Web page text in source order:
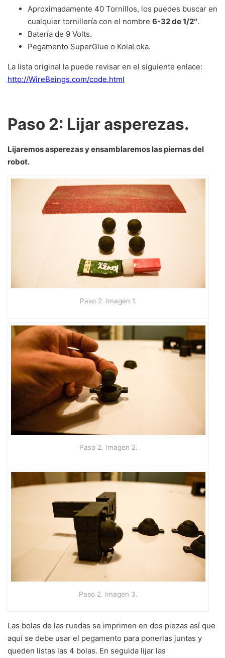
Aproximadamente 40 Tornillos, los puedes buscar en
cualquier tornillería con el nombre 6-32 de 1/2″.
Batería de 9 Volts.
Pegamento SuperGlue o KolaLoka.
La lista original la puede revisar en el siguiente enlace:
http://WireBeings.com/code.html
Paso 2: Lijar asperezas.
Lijaremos asperezas y ensamblaremos las piernas del
robot.
Paso 2. Imagen 1.
Paso 2. Imagen 2.
Paso 2. Imagen 3.
Las bolas de las ruedas se imprimen en dos piezas así que
aquí se debe usar el pegamento para ponerlas juntas y
queden listas las 4 bolas. En seguida lijar las